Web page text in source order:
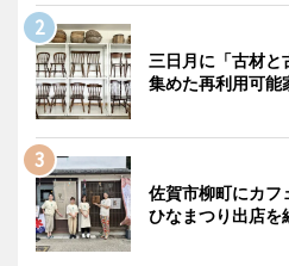
三日月に「古材
集めた再利用可能
佐賀市柳町にカ
ひなまつり出店を